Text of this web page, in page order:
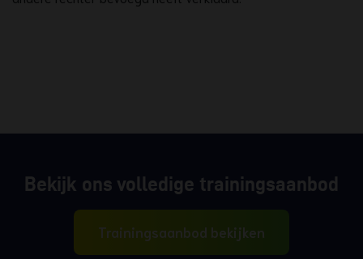
Bekijk ons volledige trainingsaanbod
Trainingsaanbod bekijken